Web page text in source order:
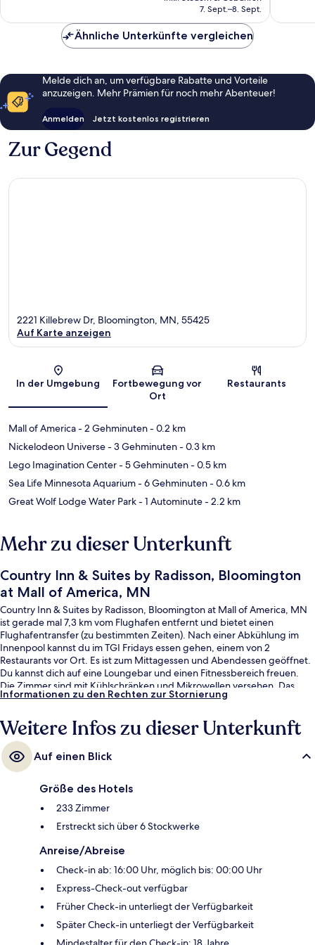
beträgt
7. Sept.–8. Sept.
Ähnliche Unterkünfte vergleichen
Melde dich an, um verfügbare Rabatte und Vorteile
anzuzeigen. Mehr Prämien für noch mehr Abenteuer!
Anmelden Jetzt kostenlos registrieren
Zur Gegend
Karte
2221 Killebrew Dr, Bloomington, MN, 55425
Auf Karte anzeigen
In der Umgebung
Fortbewegung vor
Ort
Restaurants
Mall of America- 2 Gehminuten- 0.2 km
Nickelodeon Universe- 3 Gehminuten- 0.3 km
Lego Imagination Center- 5 Gehminuten- 0.5 km
Sea Life Minnesota Aquarium- 6 Gehminuten- 0.6 km
Great Wolf Lodge Water Park- 1 Autominute- 2.2 km
Mehr zu dieser Unterkunft
Country Inn & Suites by Radisson, Bloomington
at Mall of America, MN
Country Inn & Suites by Radisson, Bloomington at Mall of America, MN
ist gerade mal 7,3 km vom Flughafen entfernt und bietet einen
Flughafentransfer (zu bestimmten Zeiten). Nach einer Abkühlung im
Innenpool kannst du im TGI Fridays essen gehen, einem von 2
Restaurants vor Ort. Es ist zum Mittagessen und Abendessen geöffnet.
Du kannst dich auf eine Loungebar und einen Fitnessbereich freuen.
Die Zimmer sind mit Kühlschränken und Mikrowellen versehen. Das
hilfsbereite Personal und das Frühstück erhalten tolle Bewertungen von
kurzen Fußmarsch entfernt: Zur Station Mall of America sind es 6
Minuten und zur Station 28th Avenue 13 Minuten.
Informationen zu den Rechten zur Stornierung
Weitere Infos zu dieser Unterkunft
Auf einen Blick
Größe des Hotels
233 Zimmer
Erstreckt sich über 6 Stockwerke
Anreise/Abreise
Check-in ab: 16:00 Uhr, möglich bis: 00:00 Uhr
Express-Check-out verfügbar
Früher Check-in unterliegt der Verfügbarkeit
Später Check-in unterliegt der Verfügbarkeit